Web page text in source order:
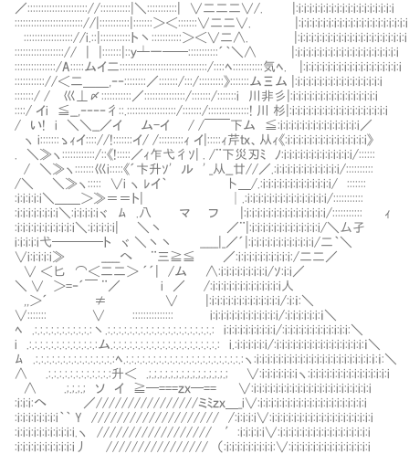
／:::::::::::::::::::::://:::::::::::|＼:::::::::::| ∨二二二∨/. |:i:i:i:i:i:i:i:i:i:i:i:i:i:i:i:i:i:i
::::::::::::::::::::::::://|:::::::::::|:::::::＞＜:::::::∨二二∨. |:i:i:i:i:i:i:i:i:i:i:i:i:i:i:i:i:i:i:i:i
:::::::::::::::::://i.::|:::::::::::ト丶:::::::::::＞＜∨二∧. |:i:i:i:i:i:i:i:i:i:i:i:i:i:i:i:i:i:i:i:i
::::::::::::::::::// | |:::::::|::ｙ┴一──:::::::::::´｀＼∧ |:i:i:i:i:i:i:i:i:i:i:i:i:i:i:i:i:i:i:i
:::::::::::::::/A:::::ムイ二::::::::::::::::::::::::::::::::/::::ﾍ:::::::::::気ﾍ. |:i:i:i:i:i:i:i:i:i:i:i:i:i:i:i:i:i:i
::::::::::://＜二＿＿,‐‐::::::::／:::::::/:::/:::::::::》:::::::ムΞム |:i:i:i:i:i:i:i:i:i:i:i:i:i:i:i:i
:::::::/ / 巛⊥〆:::::::::::／:::::::::::::::/:::::::/:::::::i 川非彡|:i:i:i:i:i:i:i:i:i:i:i:i:i:i:i:i
::::/ イi ≦__,‐‐‐‐彳::.::::::::::::::::::/:::::::/:::::::::::::::! 川 杉|:i:i:i:i:i:i:i:i:i:i:i:i:i:i:i:i:i:i
/ い! i ＼＼__／イ ム-イ / /￣￣下ム ≦:i:i:i:i:i:i:i:i:i:i:i:i:i:i:i／ ラ
ヽ i:::::::ゝｨイ:::://!:::::::イ/ /:::::::::ｨ イ|:::::ｨ芹ｔｘ、从ｨ《:i:i:i:i:i:i:i:i:i:i:i:i:i:i:i》
. ＼≫ヽ::::::::::::/::《!:::::／ｨ乍弋彳ｿ| . /¨下災刃ﾐ ﾉ:i:i:i:i:i:i:i:i:i:i:i:i:i/::::::
/ ＼≫ヽ:::::::巛i:::::《´卞升ｿ' ル ' _从__廿//／.:i:i:i:i:i:i:i:i:i:i:i:i/::::::::::
/＼ ＼≫ヽ::::: ∨i ヽ ﾚイ｀ 卜＿/.:i:i:i:i:i:i:i:i:i:i:i:i:i/ :::::::
:i:i:i:i:i＼＿＿＞≫＝＝ト| │.:i:i:i:i:i:i:i:i:i:i:i:i:i:i:i/:::::::::::
:i:i:i:i:i:i:i:i＼:i:i:i:i:iヾ ﾑ .八 マ フ |:i:i:i:i:i:i:i:i:i:i:i:i:i:i:i/::::::::::: ｨ
:i:i:i:i:i:i:i:i:i:i:i＼:i:i:i:i:i| ＼丶 ／¨|:i:i:i:i:i:i:i:i:i:i:i:i:i/＼厶孑
i:i:i:i:i弋────ト ヾ ＼丶丶 _____|_／´|:i:i:i:i:i:i:i:i:i:i:i:i/二｀＼
∨i:i:i:i:i≫ _____へ ¨三≧≦ ／:i:i:i:i:i:i:i:i:i:i:/二二／
∨ ＜匕 ⌒＜二二＞ ´´| /ム ∧:i:i:i:i:i:i:i:i:i/ｿ:i:i／
＼ ∨ ＞=‐´￣ ¨／ i ／ /:i:i:i:i:i:i:i:i:i:i:i:i:i人
,,＞´ ≠ ∨ |:i:i:i:i:i:i:i:i:i:i:i:i:i/:i:ｉ:＼
∨::::::: ∨ ::::::::::::::: i:i:i:i:i:i:i:i:i:i:i:i:i/:i:i:i:i:i:i:ｉ＼
ﾍ .:.:.:.:.:.:.:.:.:.:.:丶.:.:.:.:.:.:.:.:.:.:.:.:.:.:.:.:.:.:.:.: i:i:i:i:i:i:i:i:i:i/:i:i:i:i:i:i:i:i:i:i:i:i:＼
i .:.:.:.:.:.:.:.:.:.:.:.:.:ム.:.:.:.:.:.:.:.:.:.:.:.:.:.:.:.:.:.:.:.: i.:i:i:i:i:i:i/:i:i:i:i:i:i:i:i:i:i:i:i:i:i:i:i:ｉ＼
ﾑ .:.:.:.:.:.:.:.:.:.:.:.:.:.:.:ﾍ.:.:.:.:.:.:.:.:.:.:.:.:.:.:.:.:.:.:.:.:.:.:ヽ:i:i:i:i:i:i:i:i:i:i:i:i:i:i:i:i:i:i:i:i:i:ｉ:ｉ:＼
∧ .:.:.:.:.:.:.:.:.:.:.:.:升＜ .;.;.;.;.;.;.;.;.;.;.;.;.;.;.; ∨:i:i:i:i:i:i:iヽ:i:i:i:i:i:i:i:i:i:i:i:i:i:i:i
∧ .;.;.;.; ソ イ ≧─===ｚｘ─== ∨:i:i:i:i:i:i:i:i:i:i:i:i:i:i:i:i:i:i:i:i:i:i
:i:i:i:へ ／////////////////ミﾐｚｘ＿_i∨:i:i:i:i:i:i:i:i:i:i:i:i:i:i:i:i:i:i:i:i
:i:i:i:i:i:i:i:i｀｀ Y //////////////////// /:i:i:i:i∨:i:i:i:i:i:i:i:i:i:i:i:i:i:i:i:i:i:i:i
:i:i:i:i:i:i:i:i:i:i:i.ヽ ////////////////// ′:i:i:i:i:i∨:i:i:i:i:i:i:i:i:i:i:i:i:i:i:i:i:i
:i:i:i:i:i:i:i:i:i:i:i丿 //////////////// （:i:i:i:i:i:i:i:i:i:∨:i:i:i:i:i:i:i:i:i:i:i:i:i:i:i